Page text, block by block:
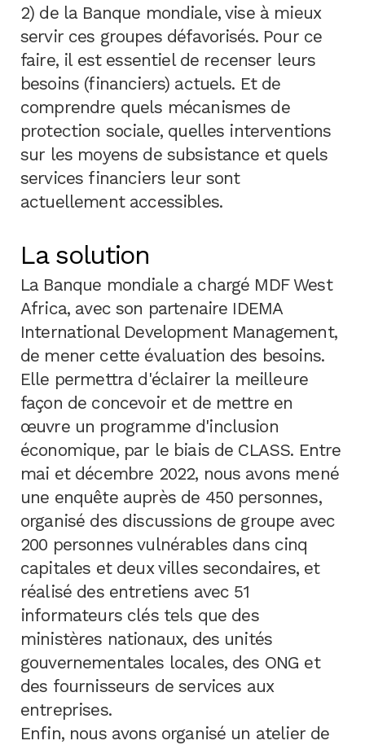
2) de la Banque mondiale, vise à mieux
servir ces groupes défavorisés. Pour ce
faire, il est essentiel de recenser leurs
besoins (financiers) actuels. Et de
comprendre quels mécanismes de
protection sociale, quelles interventions
sur les moyens de subsistance et quels
services financiers leur sont
actuellement accessibles.
La solution
La Banque mondiale a chargé MDF West
Africa, avec son partenaire IDEMA
International Development Management,
de mener cette évaluation des besoins.
Elle permettra d'éclairer la meilleure
façon de concevoir et de mettre en
œuvre un programme d'inclusion
économique, par le biais de CLASS. Entre
mai et décembre 2022, nous avons mené
une enquête auprès de 450 personnes,
organisé des discussions de groupe avec
200 personnes vulnérables dans cinq
capitales et deux villes secondaires, et
réalisé des entretiens avec 51
informateurs clés tels que des
ministères nationaux, des unités
gouvernementales locales, des ONG et
des fournisseurs de services aux
entreprises.
Enfin, nous avons organisé un atelier de